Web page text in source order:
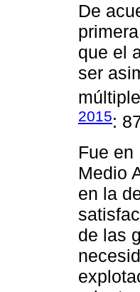
De
que el
ser
2015:
Fue
Medio
en la
de las